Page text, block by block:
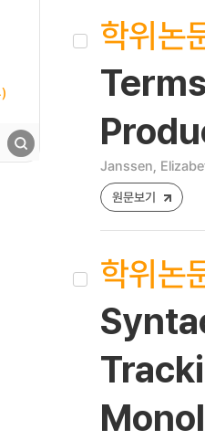
학위논
Janssen,
원문보기
학위논